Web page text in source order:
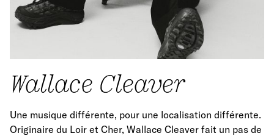
Wallace Cleaver
Une musique différente, pour une localisation différente.
Originaire du Loir et Cher, Wallace Cleaver fait un pas de